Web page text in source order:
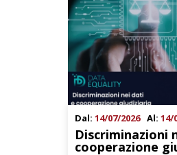
Dal: 14/07/2026 Al: 14/
Discriminazioni
cooperazione